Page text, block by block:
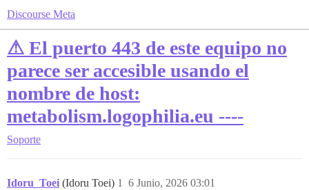
Discourse Meta
⚠ El puerto 443 de este equipo no
parece ser accesible usando el
nombre de host:
metabolism.logophilia.eu ----
Soporte
Idoru_Toei (Idoru Toei) 6 Junio, 2026 03:01
1